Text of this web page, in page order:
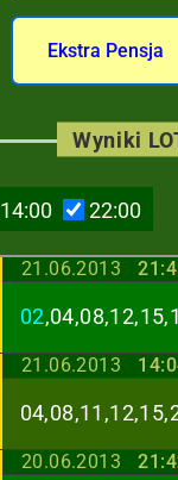
Ekstra Pensja
14:00 22:00
Wyniki
21.06.2013
02
21.06.2013
20.06.2013